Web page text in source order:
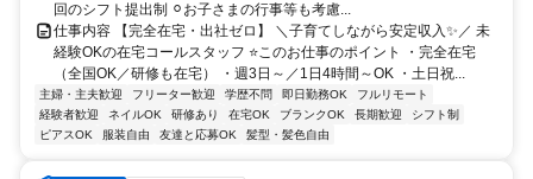
回のシフト提出制 ⚪︎お子さまの行事等も考慮...
仕事内容 【完全在宅・出社ゼロ】 ＼子育てしながら安定収入✨／ 未
経験OKの在宅コールスタッフ ⭐このお仕事のポイント ・完全在宅
（全国OK／研修も在宅） ・週3日～／1日4時間～OK ・土日祝...
主婦・主夫歓迎 フリーター歓迎 学歴不問 即日勤務OK
フルリモート
経験者歓迎
ネイルOK 研修あり 在宅OK ブランクOK 長期歓迎
シフト制
ピアスOK
服装自由 友達と応募OK 髪型・髪色自由